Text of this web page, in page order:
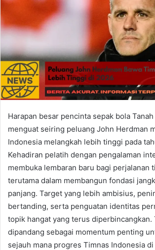
Harapan besar pencinta sepak bola
menguat seiring peluang John Herdman
Indonesia melangkah lebih tinggi pada
Kehadiran pelatih dengan pengalaman
membuka lembaran baru bagi perjalanan
terutama dalam membangun fondasi
panjang. Target yang lebih ambisius,
bertanding, serta penguatan identitas
topik hangat yang terus diperbincangkan.
dipandang sebagai momentum penting
sejauh mana progres Timnas Indonesia di